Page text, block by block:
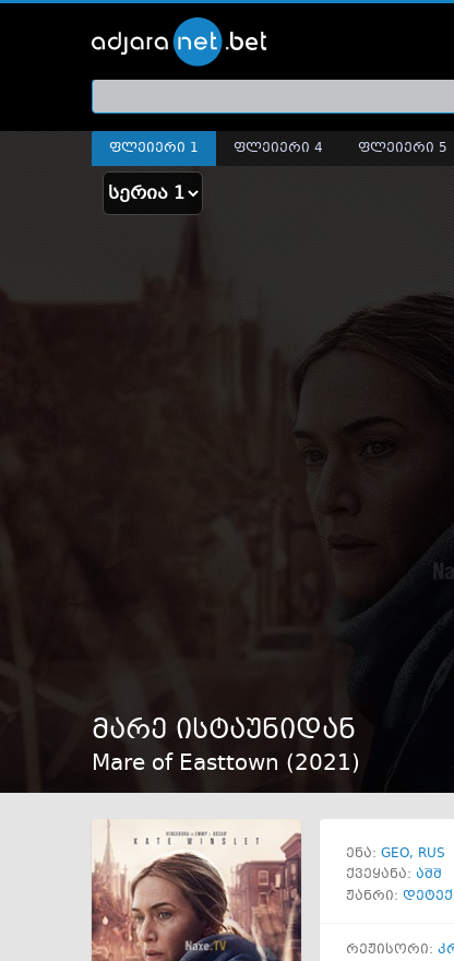
ფლეიერი 1 ფლეიერი 4 ფლეიერი 5
მარე ისტაუნიდან
Mare of Easttown (2021)
ენა: GEO RUS
ქვეყანა: აშშ
ჟანრი:
რეჟისორი: